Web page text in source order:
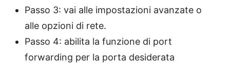
Passo 3: vai alle impostazioni avanzate o
alle opzioni di rete.
Passo 4: abilita la funzione di port
forwarding per la porta desiderata